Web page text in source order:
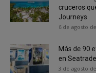
cruceros
Journeys
6 de agosto
Más de 90
en
3 de agosto